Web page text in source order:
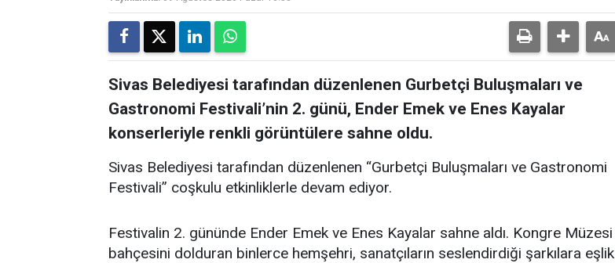
Sivas Belediyesi tarafından düzenlenen Gurbetçi Buluşmaları ve
Gastronomi Festivali’nin 2. günü, Ender Emek ve Enes Kayalar
konserleriyle renkli görüntülere sahne oldu.
Sivas Belediyesi tarafından düzenlenen “Gurbetçi Buluşmaları ve Gastronomi
Festivali” coşkulu etkinliklerle devam ediyor.
Festivalin 2. gününde Ender Emek ve Enes Kayalar sahne aldı. Kongre Müzesi
bahçesini dolduran binlerce hemşehri, sanatçıların seslendirdiği şarkılara eşlik